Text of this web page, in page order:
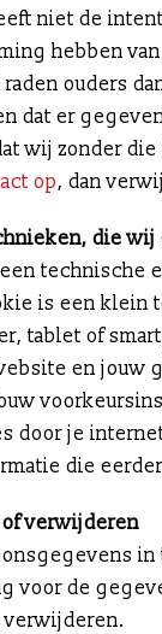
niet de
hebben
raden ouders
dat er
wij zonder
op, dan
die wij
technische
is een
tablet of
en jouw
door je
die
of verwijderen
voor de